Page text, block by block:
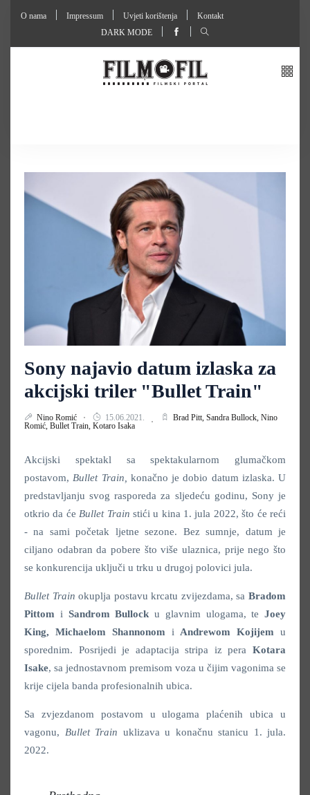
O nama Impressum Uvjeti korištenja
Kontakt
DARK MODE
Sony najavio datum izlaska za
akcijski triler "Bullet Train"
Nino Romić 15.06.2021. Brad Pitt, Sandra Bullock, Nino
Romić, Bullet Train, Kotaro Isaka
Akcijski spektakl sa spektakularnom glumačkom
postavom,Bullet Train, konačno je dobio datum izlaska. U
predstavljanju svog rasporeda za sljedeću godinu, Sony je
otkrio da ćeBullet Train stići u kina 1. jula 2022, što će reći
- na sami početak ljetne sezone. Bez sumnje, datum je
ciljano odabran da pobere što više ulaznica, prije nego što
se konkurencija uključi u trku u drugoj polovici jula.
Bullet Trainokuplja postavu krcatu zvijezdama, saBradom
Pittom i Sandrom Bullock u glavnim ulogama, te Joey
King, Michaelom Shannonom iAndrewom Kojijem u
sporednim. Posrijedi je adaptacija stripa iz pera Kotara
Isake, sa jednostavnom premisom voza u čijim vagonima se
krije cijela banda profesionalnih ubica.
Sa zvjezdanom postavom u ulogama plaćenih ubica u
vagonu, Bullet Train uklizava u konačnu stanicu 1. jula.
2022.